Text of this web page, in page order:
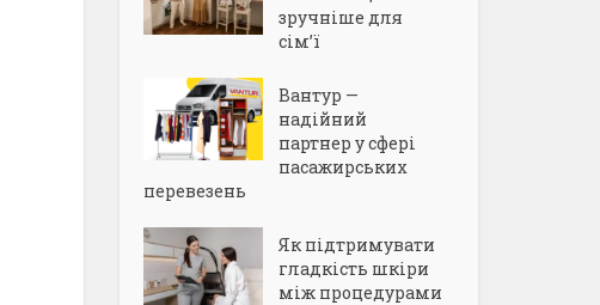
зручніше для
сім’ї
Вантур —
надійний
партнер у сфері
пасажирських
перевезень
Як підтримувати
гладкість шкіри
між процедурами